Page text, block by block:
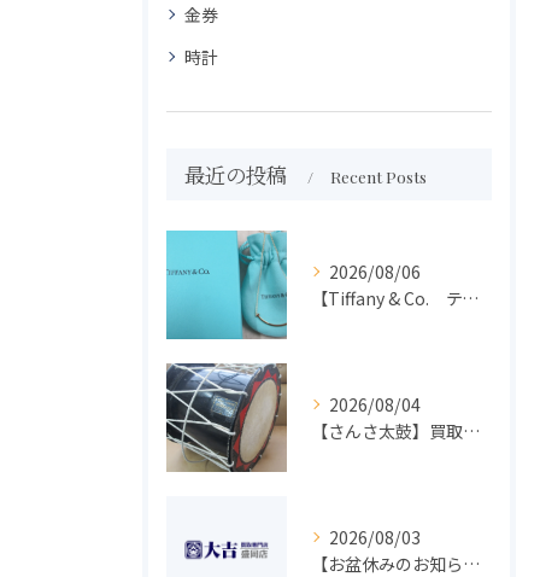
金券
時計
最近の投稿 Recent Posts
2026/08/06
【Tiffany & Co. ティファニー】買取 大吉盛岡店 アクセサリー買取しました！！
2026/08/04
【さんさ太鼓】買取 大吉盛岡店 楽器 買取します！！
2026/08/03
【お盆休みのお知らせ】買取専門 大吉 盛岡店